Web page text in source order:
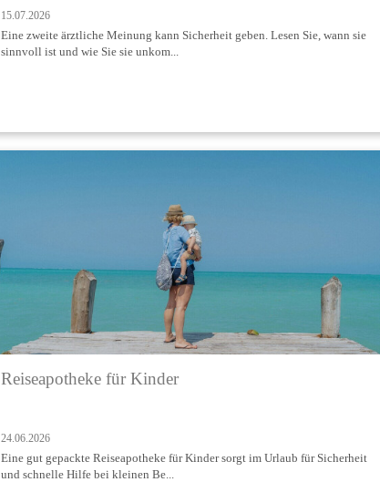
15.07.2026
Eine zweite ärztliche Meinung kann Sicherheit geben. Lesen Sie, wann sie
sinnvoll ist und wie Sie sie unkom...
Reiseapotheke für Kinder
24.06.2026
Eine gut gepackte Reiseapotheke für Kinder sorgt im Urlaub für Sicherheit
und schnelle Hilfe bei kleinen Be...